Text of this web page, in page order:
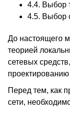
4.4. Выбор
4.5. Выбор
До настоящего
теорией
сетевых
проектированию
Перед тем, как
сети,